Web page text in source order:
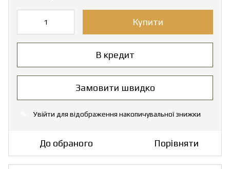
Купити
В кредит
Замовити швидко
Увійти для відображення накопичувальної знижки
До обраного Порівняти